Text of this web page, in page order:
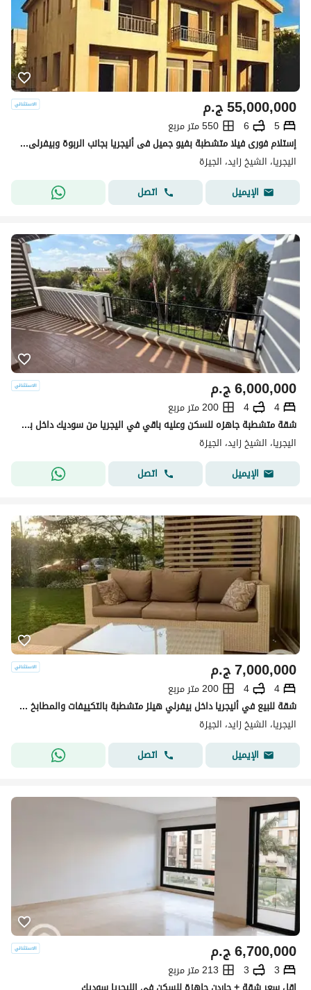
ج.م55,000,000
5
6
550 متر مربع
إستلام فورى فيلا متشطبة بفيو جميل فى أليجريا بجانب الربوة وبيفرلى Allegria Sodic
اليجريا، الشيخ زايد، الجيزة
الإيميل
اتصل
ج.م6,000,000
4
4
200 متر مربع
شقة متشطبة جاهزه للسكن وعليه باقي في اليجريا من سوديك داخل بيفيرلي هيلز
اليجريا، الشيخ زايد، الجيزة
الإيميل
اتصل
ج.م7,000,000
4
4
200 متر مربع
شقة للبيع في أليجريا داخل بيفرلي هيلز متشطبة بالتكييفات والمطابخ استلام فوري بجوار كمبوند الربوة وأبراج زيد في قلب الشيخ زايد
اليجريا، الشيخ زايد، الجيزة
الإيميل
اتصل
ج.م6,700,000
3
3
213 متر مربع